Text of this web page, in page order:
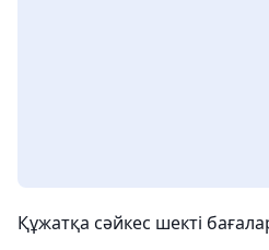
Құжатқа сәйкес шекті